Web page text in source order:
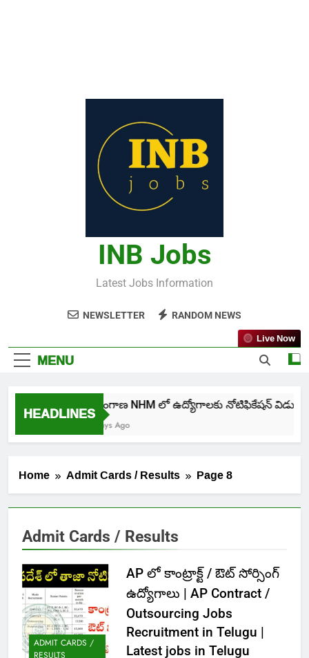
INB Jobs
Latest Jobs Information
NEWSLETTER RANDOM NEWS
MENU
Live Now
HEADLINESతెలంగాణ NHM లో ఉద్యోగాలకు నోటిఫికేషన్ విడుదల
5 Days Ago
Home Admit Cards / Results Page 8
Admit Cards / Results
ADMIT CARDS /
AP లో కాంట్రాక్ట్ / ఔట్ సోర్సింగ్
ఉద్యోగాలు | AP Contract /
Outsourcing Jobs
Recruitment in Telugu |
Latest jobs in Telugu